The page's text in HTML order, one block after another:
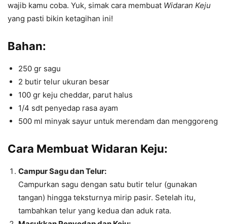
wajib kamu coba. Yuk, simak cara membuat Widaran Keju
yang pasti bikin ketagihan ini!
Bahan:
250 gr sagu
2 butir telur ukuran besar
100 gr keju cheddar, parut halus
1/4 sdt penyedap rasa ayam
500 ml minyak sayur untuk merendam dan menggoreng
Cara Membuat Widaran Keju:
Campur Sagu dan Telur:
Campurkan sagu dengan satu butir telur (gunakan
tangan) hingga teksturnya mirip pasir. Setelah itu,
tambahkan telur yang kedua dan aduk rata.